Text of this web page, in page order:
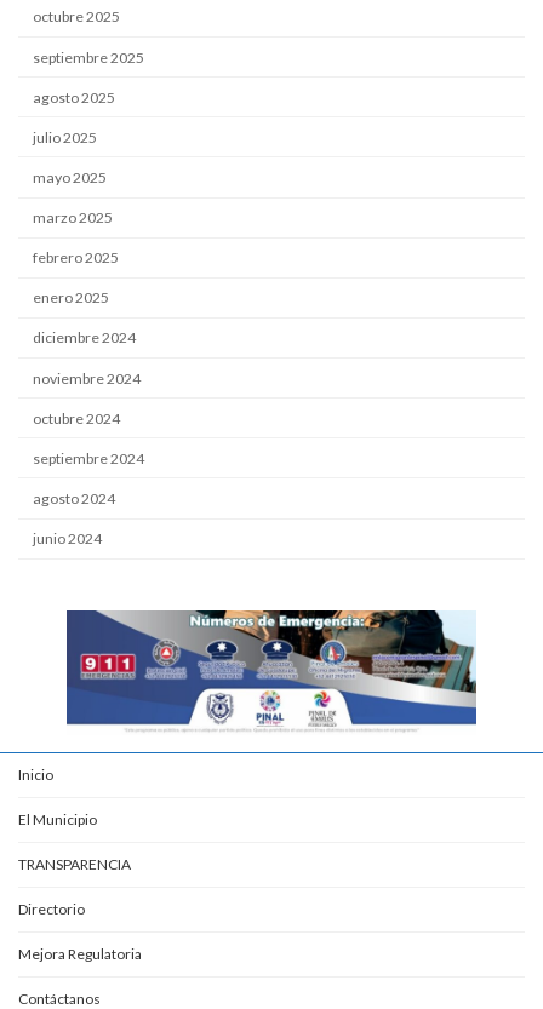
octubre 2025
septiembre 2025
agosto 2025
julio 2025
mayo 2025
marzo 2025
febrero 2025
enero 2025
diciembre 2024
noviembre 2024
octubre 2024
septiembre 2024
agosto 2024
junio 2024
Inicio
El Municipio
TRANSPARENCIA
Directorio
Mejora Regulatoria
Contáctanos